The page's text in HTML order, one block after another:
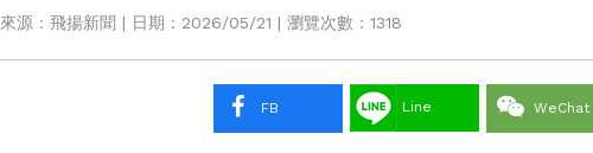
來源：飛揚新聞 | 日期：2026/05/21 | 瀏覽次數：1318
FB Line WeChat